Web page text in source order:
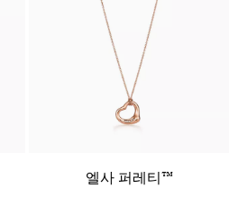
엘사 퍼레티™